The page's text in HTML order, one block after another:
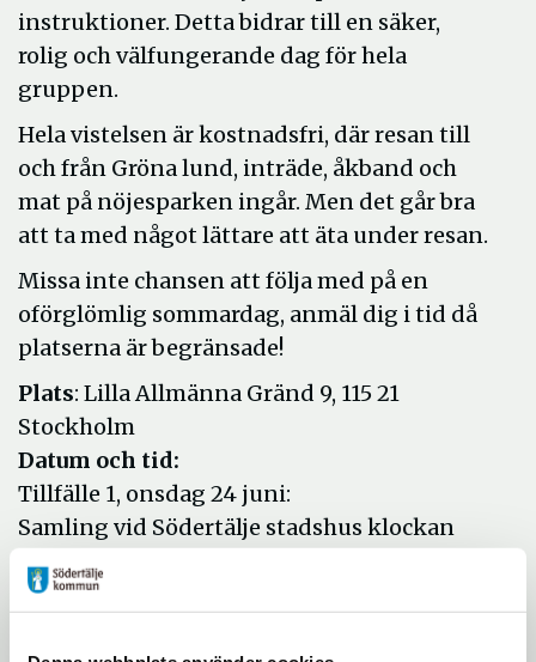
instruktioner. Detta bidrar till en säker,
rolig och välfungerande dag för hela
gruppen.
Hela vistelsen är kostnadsfri, där resan till
och från Gröna lund, inträde, åkband och
mat på nöjesparken ingår. Men det går bra
att ta med något lättare att äta under resan.
Missa inte chansen att följa med på en
oförglömlig sommardag, anmäl dig i tid då
platserna är begränsade!
Plats: Lilla Allmänna Gränd 9, 115 21
Stockholm
Datum och tid:
Tillfälle 1, onsdag 24 juni:
Samling vid Södertälje stadshus klockan
10.00
Hemfärd från Gröna Lund cirka klockan